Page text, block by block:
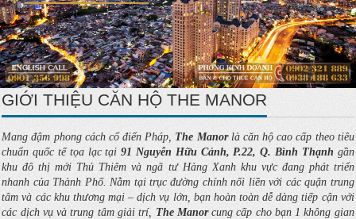
GIỚI THIỆU CĂN HỘ THE MANOR
Mang đậm phong cách cổ điển Pháp, The Manorlà căn hộ cao cấp theo tiêu
chuẩn quốc tế tọa lạc tại91 Nguyễn Hữu Cảnh, P.22, Q. Bình Thạnh gần
khu đô thị mới Thủ Thiêm và ngã tư Hàng Xanh khu vực đang phát triển
nhanh của Thành Phố. Nằm tại trục đường chính nối liền với các quận trung
tâm và các khu thương mại – dịch vụ lớn, bạn hoàn toàn dễ dàng tiếp cận với
các dịch vụ và trung tâm giải trí, The Manorcung cấp cho bạn 1 không gian